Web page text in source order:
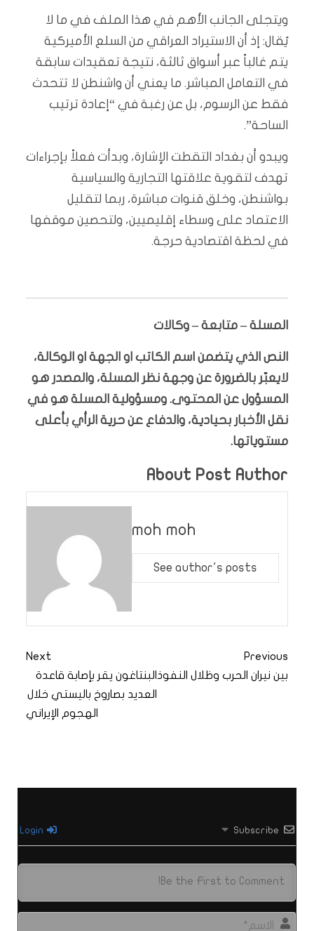
ويتجلى الجانب الأهم في هذا الملف في ما لا
يُقال: إذ أن الاستيراد العراقي من السلع الأميركية
يتم غالباً عبر أسواق ثالثة، نتيجة تعقيدات سابقة
في التعامل المباشر. ما يعني أن واشنطن لا تتحدث
فقط عن الرسوم، بل عن رغبة في “إعادة ترتيب
الساحة”.
ويبدو أن بغداد التقطت الإشارة، وبدأت فعلاً بإجراءات
تهدف لتقوية علاقتها التجارية والسياسية
بواشنطن، وخلق قنوات مباشرة، ربما لتقليل
الاعتماد على وسطاء إقليميين، ولتحصين موقفها
في لحظة اقتصادية حرجة.
المسلة – متابعة – وكالات
النص الذي يتضمن اسم الكاتب او الجهة او الوكالة،
لايعبّر بالضرورة عن وجهة نظر المسلة، والمصدر هو
المسؤول عن المحتوى. ومسؤولية المسلة هو في
نقل الأخبار بحيادية، والدفاع عن حرية الرأي بأعلى
مستوياتها.
About Post Author
moh moh
See author's posts
Previous
بين نيران الحرب وظلال النفوذ
Next
البنتاغون يقر بإصابة قاعدة
العديد بصاروخ باليستي خلال
الهجوم الإيراني
Subscribe